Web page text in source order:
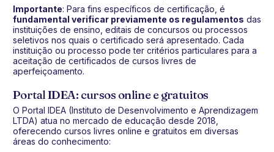
Importante: Para fins específicos de certificação, é
fundamental verificar previamente os regulamentos das
instituições de ensino, editais de concursos ou processos
seletivos nos quais o certificado será apresentado. Cada
instituição ou processo pode ter critérios particulares para a
aceitação de certificados de cursos livres de
aperfeiçoamento.
Portal IDEA: cursos online e gratuitos
O Portal IDEA (Instituto de Desenvolvimento e Aprendizagem
LTDA) atua no mercado de educação desde 2018,
oferecendo cursos livres online e gratuitos em diversas
áreas do conhecimento: